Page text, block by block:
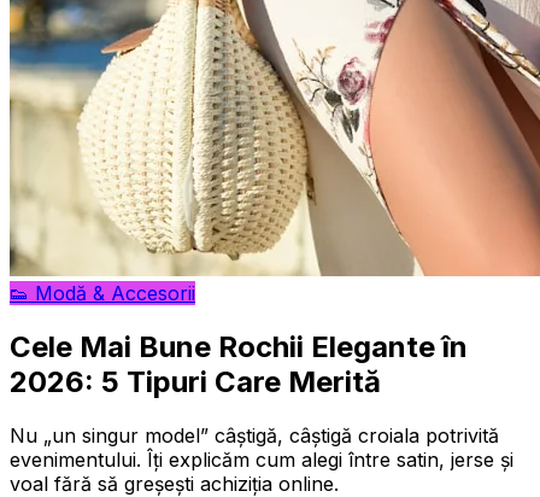
👟 Modă & Accesorii
Cele Mai Bune Rochii Elegante în
2026: 5 Tipuri Care Merită
Nu „un singur model” câștigă, câștigă croiala potrivită
evenimentului. Îți explicăm cum alegi între satin, jerse și
voal fără să greșești achiziția online.